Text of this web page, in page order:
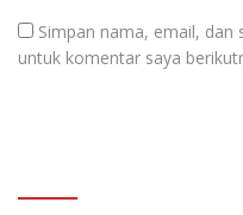
Simpan nama, email, dan
untuk komentar saya